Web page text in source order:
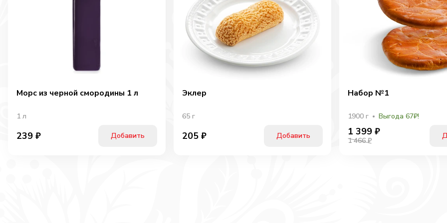
Морс из черной смородины 1 л
1 л
239 ₽ Добавить
Эклер
65 г
205 ₽ Добавить
Набор №1
1900 г Выгода 67₽!
1 399 ₽
1 466 ₽